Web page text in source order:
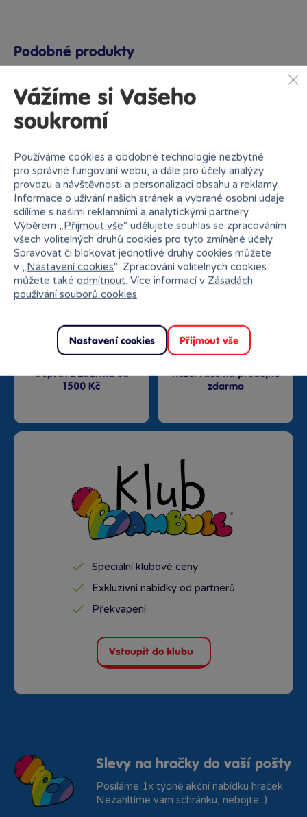
Podobné produkty
Proč nakupovat v Bambuli?
Nejširší sortiment na
trhu
27 kamenných prodejen
Doprava zdarma od
1500 Kč
Rezervace na prodejně
zdarma
Speciální klubové ceny
Exkluzivní nabídky od partnerů
Překvapení
Vstoupit do klubu
Slevy na hračky do vaší pošty
Posíláme 1x týdně akční nabídku hraček.
Nezahltíme vám schránku, nebojte :)
Vážíme si Vašeho
soukromí
Používáme cookies a obdobné technologie nezbytné
pro správné fungování webu, a dále pro účely analýzy
provozu a návštěvnosti a personalizaci obsahu a reklamy.
Informace o užívání našich stránek a vybrané osobní údaje
sdílíme s našimi reklamními a analytickými partnery.
Výběrem „Přijmout vše“ udělujete souhlas se zpracováním
všech volitelných druhů cookies pro tyto zmíněné účely.
Spravovat či blokovat jednotlivé druhy cookies můžete
v „Nastavení cookies“. Zpracování volitelných cookies
můžete také odmítnout. Více informací v Zásadách
používání souborů cookies.
Nastavení cookies Přijmout vše